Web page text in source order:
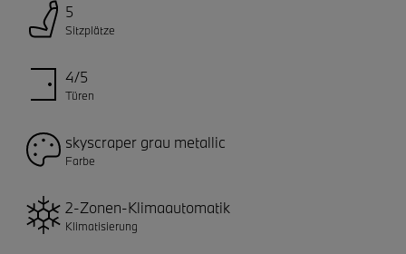
5
Sitzplätze
4/5
Türen
skyscraper grau metallic
Farbe
2-Zonen-Klimaautomatik
Klimatisierung